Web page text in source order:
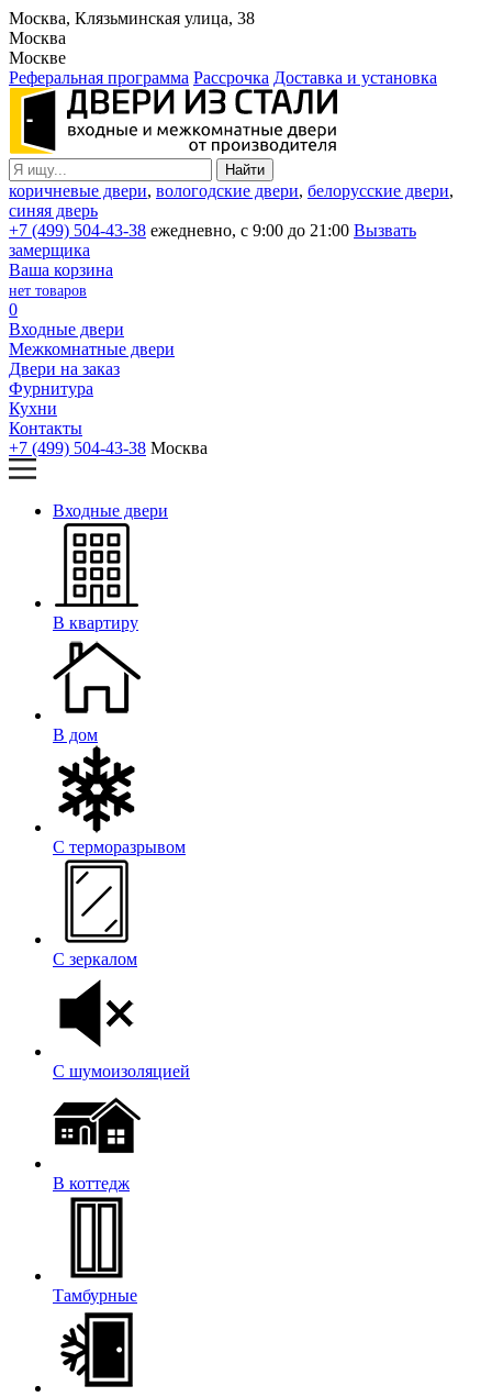
Москва, Клязьминская улица, 38
Москва
Москве
Реферальная программа Рассрочка Доставка и установка
коричневые двери, вологодские двери, белорусские двери,
синяя дверь
+7 (499) 504-43-38 ежедневно, с 9:00 до 21:00 Вызвать
замерщика
Ваша корзина
нет товаров
0
Входные двери
Межкомнатные двери
Двери на заказ
Фурнитура
Кухни
Контакты
+7 (499) 504-43-38 Москва
Входные двери
В квартиру
В дом
С терморазрывом
С зеркалом
С шумоизоляцией
В коттедж
Тамбурные